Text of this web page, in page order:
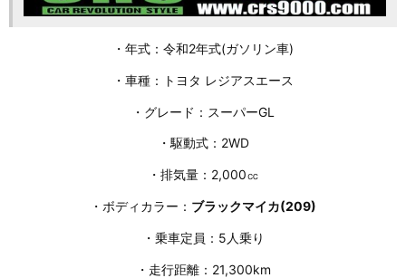
・年式：令和2年式(ガソリン車)
・車種：トヨタ レジアスエース
・グレード：スーパーGL
・駆動式：2WD
・排気量：2,000㏄
・ボディカラー： ブラックマイカ(209)
・乗車定員：5人乗り
・走行距離：21,300km